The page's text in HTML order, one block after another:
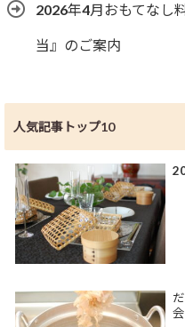
2026年4月おもてなし
当』のご案内
人気記事トップ10